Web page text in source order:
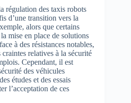
régulation des taxis robots
d’une transition vers la
alors que certains
mise en place de solutions
à des résistances notables,
relatives à la sécurité
Cependant, il est
des véhicules
études et des essais
l’acceptation de ces